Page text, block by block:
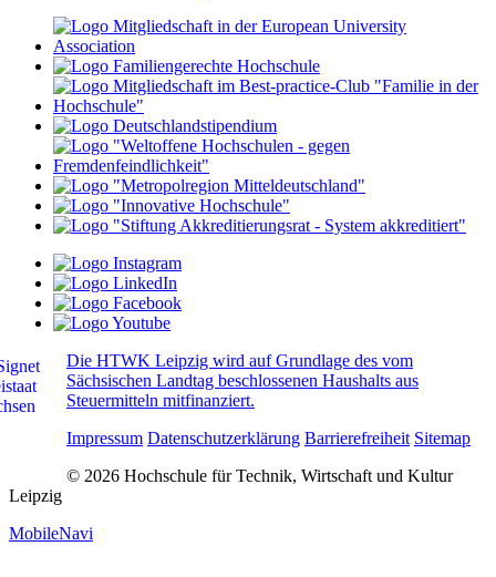
Die HTWK Leipzig wird auf Grundlage des vom
Sächsischen Landtag beschlossenen Haushalts aus
Steuermitteln mitfinanziert.
Impressum Datenschutzerklärung Barrierefreiheit Sitemap
© 2026 Hochschule für Technik, Wirtschaft und Kultur
Leipzig
MobileNavi